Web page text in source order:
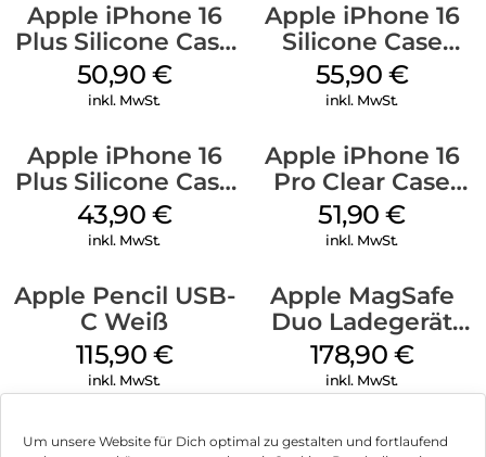
Um unsere Website für Dich optimal zu gestalten und fortlaufend
Apple iPhone 16
Plus Silicone Case
MagSafe Lake
Green
50,90 €
inkl. MwSt.
Apple iPhone 16
Silicone Case
MagSafe Plum
55,90 €
inkl. MwSt.
Apple iPhone 16
Plus Silicone Case
MagSafe Black
43,90 €
inkl. MwSt.
Apple iPhone 16
Pro Clear Case
MagSafe
Transparent
51,90€
inkl. MwSt.
Apple Pencil USB-
C Weiß
115,90 €
inkl. MwSt.
Apple MagSafe
Duo Ladegerät
Weiß
178,90 €
inkl. MwSt.